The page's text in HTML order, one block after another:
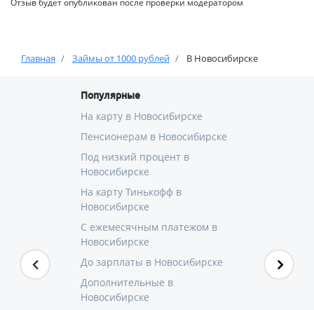
Отзыв будет опубликован после проверки модератором
Главная Займы от 1000 рублей В Новосибирске
Популярные
На карту в Новосибирске
Пенсионерам в Новосибирске
Под низкий процент в
Новосибирске
На карту Тинькофф в
Новосибирске
С ежемесячным платежом в
Новосибирске
До зарплаты в Новосибирске
Дополнительные в
Новосибирске